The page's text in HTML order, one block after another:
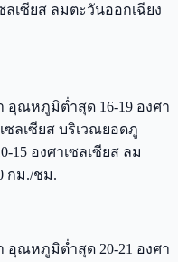
เซียส ลมตะวันออกเฉียง
อุณหภูมิต่ำสุด 16-19 องศา
ซลเซียส บริเวณยอดภู
องศาเซลเซียส ลม
กม./ชม.
อุณหภูมิต่ำสุด 20-21 องศา